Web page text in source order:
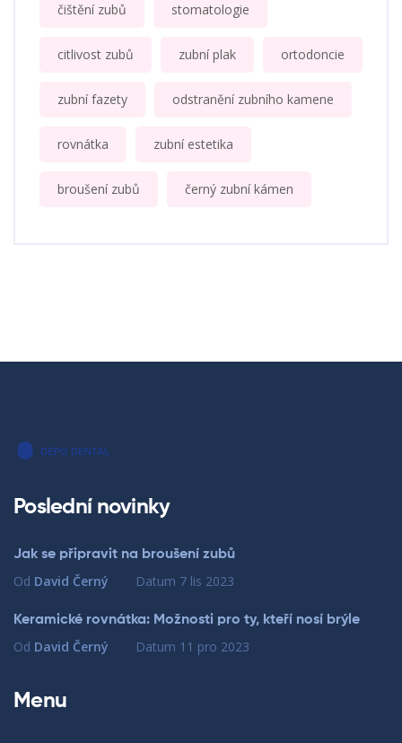
čištění zubů stomatologie
citlivost zubů zubní plak ortodoncie
zubní fazety odstranění zubního kamene
rovnátka zubní estetika
broušení zubů černý zubní kámen
Poslední novinky
Jak se připravit na broušení zubů
Od David Černý Datum 7 lis 2023
Keramické rovnátka: Možnosti pro ty, kteří nosí brýle
Od David Černý Datum 11 pro 2023
Menu